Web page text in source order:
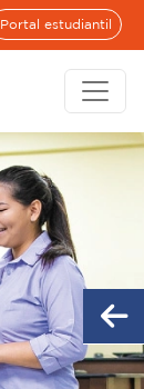
Portal estudiantil